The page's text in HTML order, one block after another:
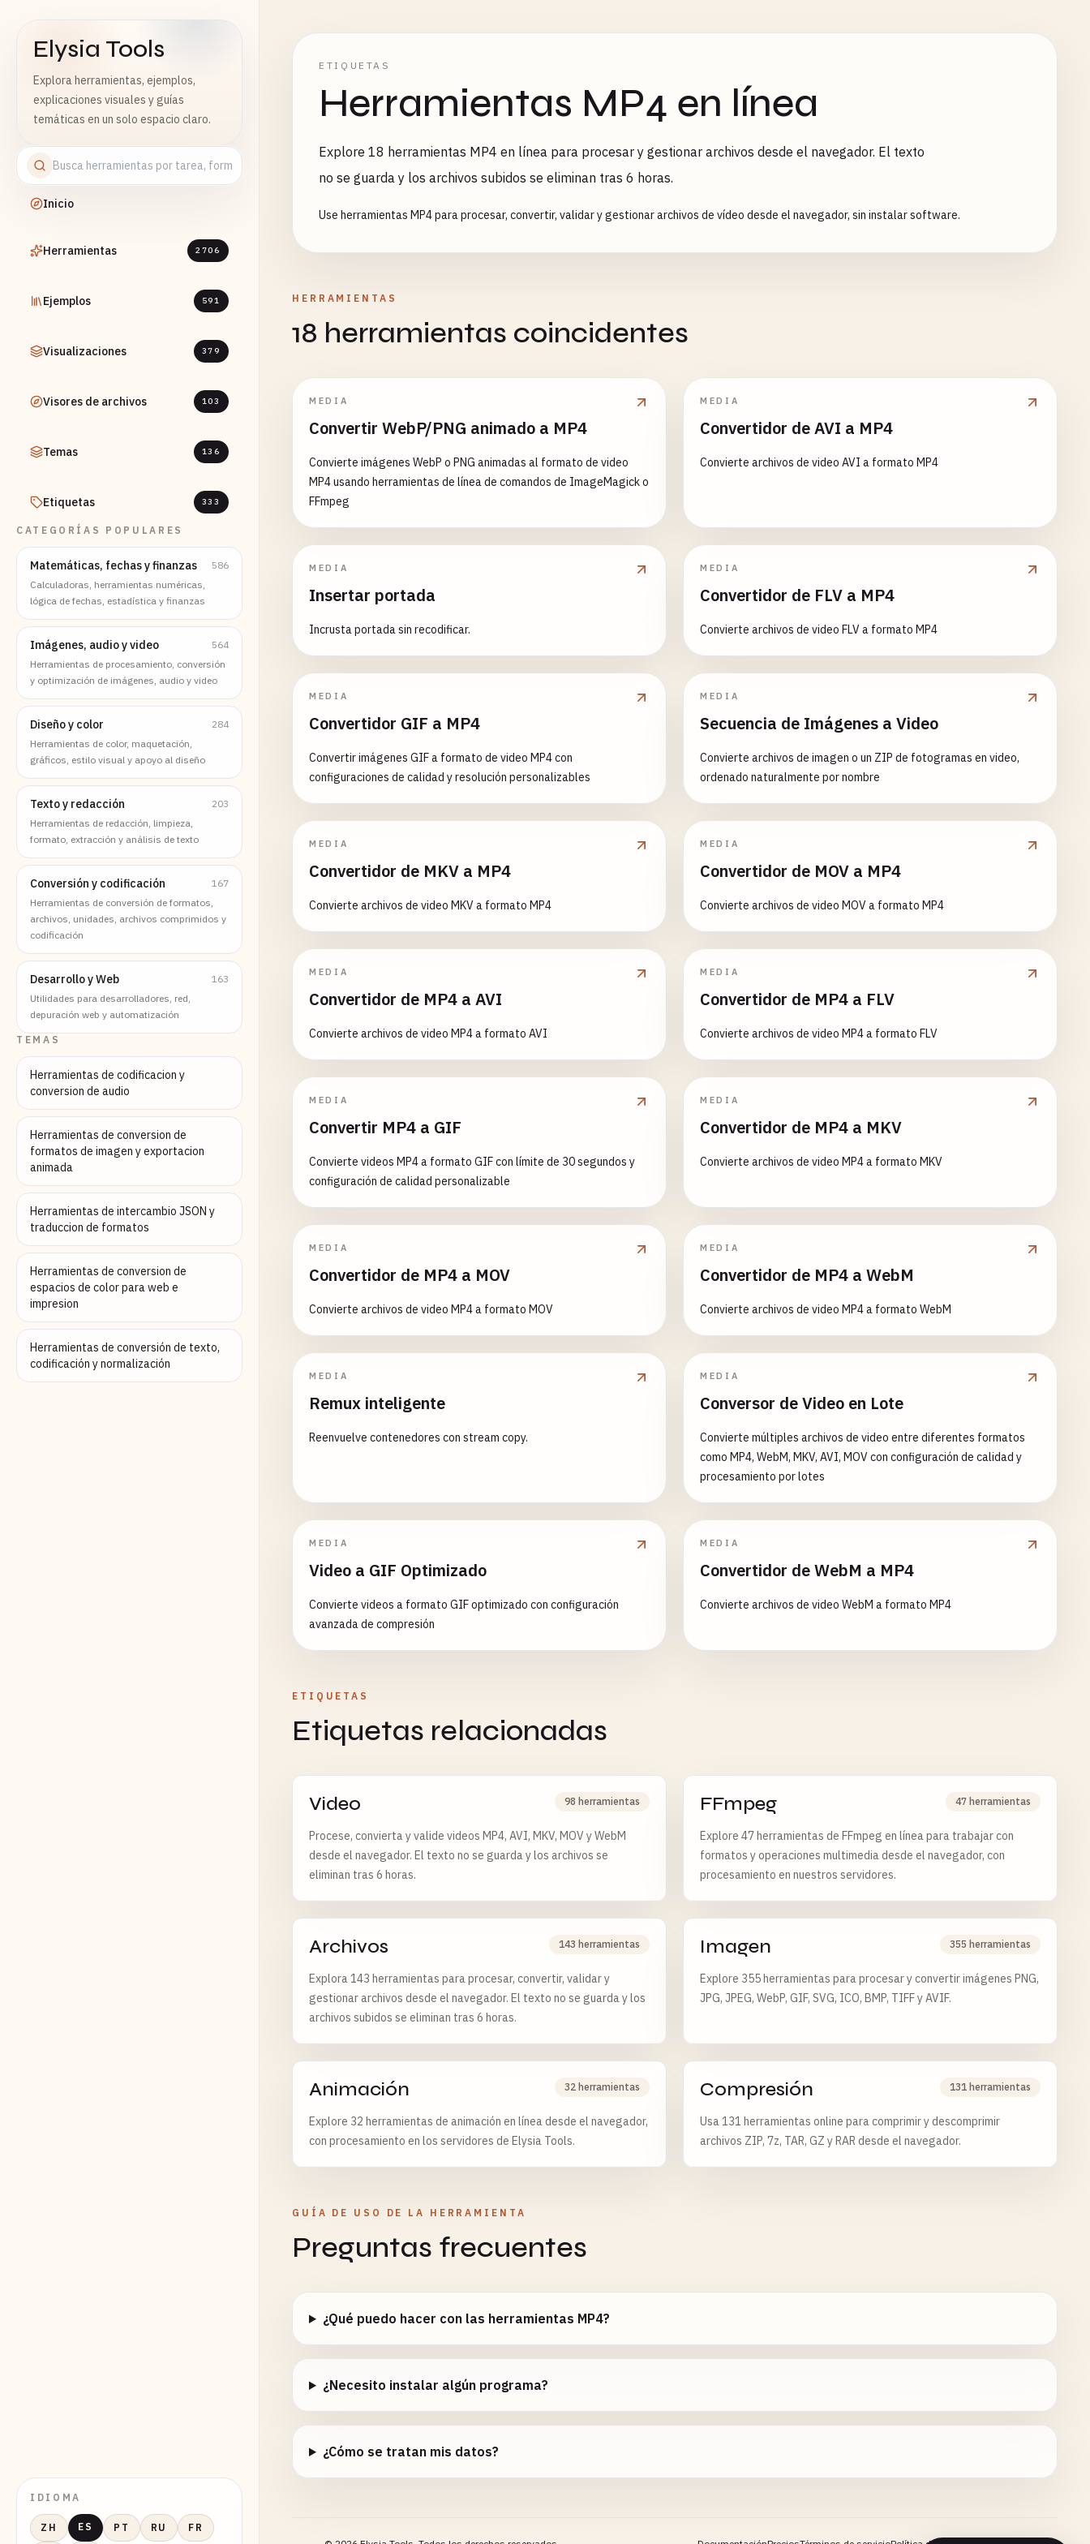
Elysia Tools
Explora herramientas, ejemplos,
explicaciones visuales y guías
temáticas en un solo espacio claro.
Inicio
Herramientas 2706
Ejemplos 591
Visualizaciones 379
Visores de archivos 103
Temas 136
Etiquetas 333
CATEGORÍAS POPULARES
Matemáticas, fechas y finanzas
586
Calculadoras, herramientas numéricas,
lógica de fechas, estadística y finanzas
Imágenes, audio y video
564
Herramientas de procesamiento, conversión
y optimización de imágenes, audio y video
Diseño y color
284
Herramientas de color, maquetación,
gráficos, estilo visual y apoyo al diseño
Texto y redacción
203
Herramientas de redacción, limpieza,
formato, extracción y análisis de texto
Conversión y codificación
167
Herramientas de conversión de formatos,
archivos, unidades, archivos comprimidos y
codificación
Desarrollo y Web
163
Utilidades para desarrolladores, red,
depuración web y automatización
TEMAS
Herramientas de codificacion y
conversion de audio
Herramientas de conversion de
formatos de imagen y exportacion
animada
Herramientas de intercambio JSON y
traduccion de formatos
Herramientas de conversion de
espacios de color para web e
impresion
Herramientas de conversión de texto,
codificación y normalización
IDIOMA
ZH ES PT RU FR
ETIQUETAS
Herramientas MP4 en línea
Explore 18 herramientas MP4 en línea para procesar y gestionar archivos desde el navegador. El texto
no se guarda y los archivos subidos se eliminan tras 6 horas.
Use herramientas MP4 para procesar, convertir, validar y gestionar archivos de vídeo desde el navegador, sin instalar software.
HERRAMIENTAS
18 herramientas coincidentes
MEDIA
Convertir WebP/PNG animado a MP4
Convierte imágenes WebP o PNG animadas al formato de video
MP4 usando herramientas de línea de comandos de ImageMagick o
FFmpeg
MEDIA
Convertidor de AVI a MP4
Convierte archivos de video AVI a formato MP4
MEDIA
Insertar portada
Incrusta portada sin recodificar.
MEDIA
Convertidor de FLV a MP4
Convierte archivos de video FLV a formato MP4
MEDIA
Convertidor GIF a MP4
Convertir imágenes GIF a formato de video MP4 con
configuraciones de calidad y resolución personalizables
MEDIA
Secuencia de Imágenes a Video
Convierte archivos de imagen o un ZIP de fotogramas en video,
ordenado naturalmente por nombre
MEDIA
Convertidor de MKV a MP4
Convierte archivos de video MKV a formato MP4
MEDIA
Convertidor de MOV a MP4
Convierte archivos de video MOV a formato MP4
MEDIA
Convertidor de MP4 a AVI
Convierte archivos de video MP4 a formato AVI
MEDIA
Convertidor de MP4 a FLV
Convierte archivos de video MP4 a formato FLV
MEDIA
Convertir MP4 a GIF
Convierte videos MP4 a formato GIF con límite de 30 segundos y
configuración de calidad personalizable
MEDIA
Convertidor de MP4 a MKV
Convierte archivos de video MP4 a formato MKV
MEDIA
Convertidor de MP4 a MOV
Convierte archivos de video MP4 a formato MOV
MEDIA
Convertidor de MP4 a WebM
Convierte archivos de video MP4 a formato WebM
MEDIA
Remux inteligente
Reenvuelve contenedores con stream copy.
MEDIA
Conversor de Video en Lote
Convierte múltiples archivos de video entre diferentes formatos
como MP4, WebM, MKV, AVI, MOV con configuración de calidad y
procesamiento por lotes
MEDIA
Video a GIF Optimizado
Convierte videos a formato GIF optimizado con configuración
avanzada de compresión
MEDIA
Convertidor de WebM a MP4
Convierte archivos de video WebM a formato MP4
ETIQUETAS
Etiquetas relacionadas
Video 98 herramientas
Procese, convierta y valide videos MP4, AVI, MKV, MOV y WebM
desde el navegador. El texto no se guarda y los archivos se
eliminan tras 6 horas.
FFmpeg 47 herramientas
Explore 47 herramientas de FFmpeg en línea para trabajar con
formatos y operaciones multimedia desde el navegador, con
procesamiento en nuestros servidores.
Archivos 143 herramientas
Explora 143 herramientas para procesar, convertir, validar y
gestionar archivos desde el navegador. El texto no se guarda y los
archivos subidos se eliminan tras 6 horas.
Imagen 355 herramientas
Explore 355 herramientas para procesar y convertir imágenes PNG,
JPG, JPEG, WebP, GIF, SVG, ICO, BMP, TIFF y AVIF.
Animación 32 herramientas
Explore 32 herramientas de animación en línea desde el navegador,
con procesamiento en los servidores de Elysia Tools.
Compresión 131 herramientas
Usa 131 herramientas online para comprimir y descomprimir
archivos ZIP, 7z, TAR, GZ y RAR desde el navegador.
GUÍA DE USO DE LA HERRAMIENTA
Preguntas frecuentes
¿Qué puedo hacer con las herramientas MP4?
¿Necesito instalar algún programa?
¿Cómo se tratan mis datos?